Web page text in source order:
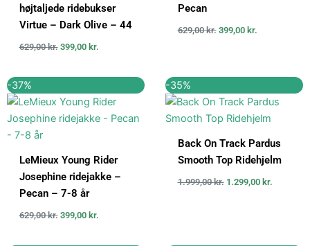
højtaljede ridebukser
Virtue – Dark Olive – 44
629,00kr. 399,00 kr.
Pecan
629,00kr. 399,00 kr.
-37%
LeMieux Young Rider
Josephine ridejakke –
Pecan – 7-8 år
629,00kr.
oprindelige
pris
var:
399,00 kr.
aktuelle
pris
er:
-35%
Back On Track Pardus
Smooth Top Ridehjelm
1.999,00kr.
oprindelige
pris
var:
1.299,00 kr.
aktuelle
pris